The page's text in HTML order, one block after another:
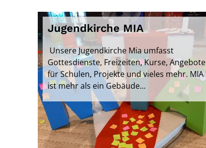
Jugendkirche MIA
Unsere Jugendkirche Mia umfasst
Gottesdienste, Freizeiten, Kurse, Angebote
für Schulen, Projekte und vieles mehr. MIA
ist mehr als ein Gebäude...